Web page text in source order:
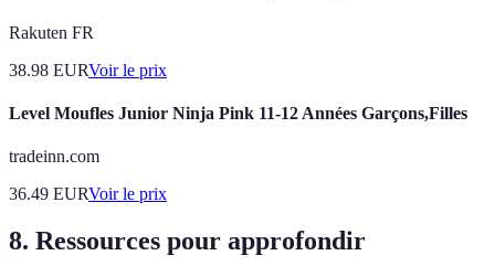
Rakuten FR
38.98 EURVoir le prix
Level Moufles Junior Ninja Pink 11-12 Années Garçons,Filles
tradeinn.com
36.49 EURVoir le prix
8. Ressources pour approfondir